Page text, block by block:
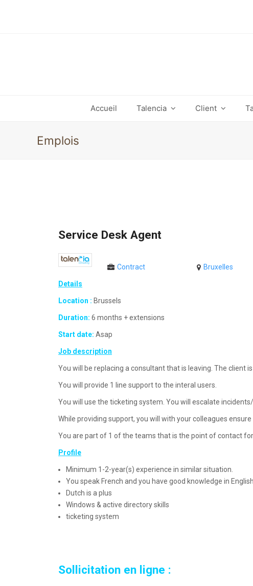
Accueil Talencia Client
Emplois
Service Desk Agent
Contract Bruxelles
Details
Location : Brussels
Duration: 6 months + extensions
Start date: Asap
Job description
You will be replacing a consultant that is leaving. The client
You will provide 1 line support to the interal users.
You will use the ticketing system. You will escalate
While providing support, you will with your colleagues
You are part of 1 of the teams that is the point of contact for
Profile
Minimum 1-2-year(s) experience in similar situation.
You speak French and you have good knowledge in English.
Dutch is a plus
Windows & active directory skills
ticketing system
Sollicitation en ligne :